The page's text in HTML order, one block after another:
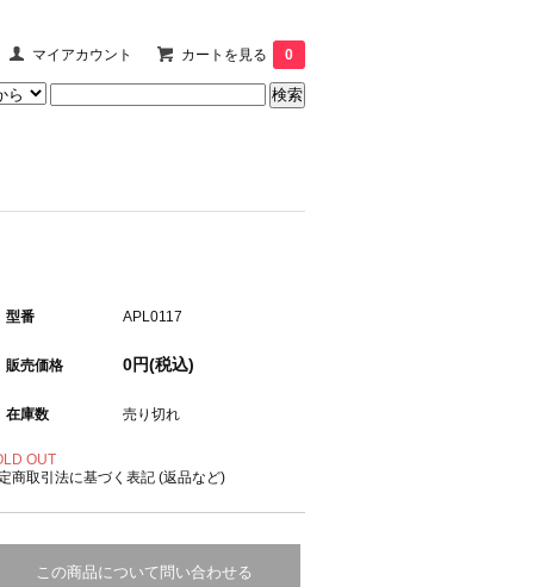
マイアカウント カートを見る 0
型番 APL0117
販売価格 0円(税込)
在庫数 売り切れ
OUT
商取引法に基づく表記 (返品など)
この商品について問い合わせる